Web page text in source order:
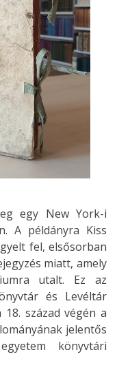
egy New York-i
A példányra Kiss
fel, elsősorban
miatt, amely
utalt. Ez az
és Levéltár
század végén a
jelentős
könyvtári